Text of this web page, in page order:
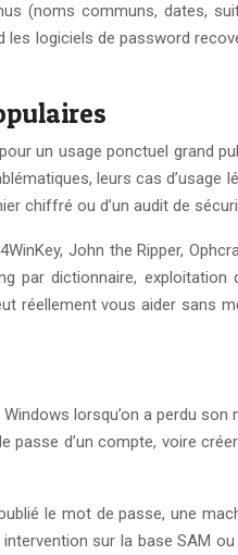
(noms communs, dates,
logiciels de password
un usage ponctuel grand
leurs cas d’usage
chiffré ou d’un audit de
John the Ripper,
par dictionnaire,
vous aider sans
lorsqu’on a perdu
passe d’un compte, voire
le mot de passe, une
sur la base SAM